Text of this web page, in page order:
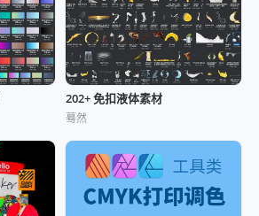
202+ 免扣液体素材
蓦然